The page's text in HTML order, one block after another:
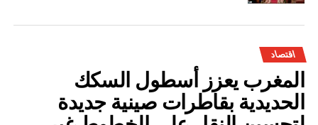
اقتصاد
المغرب يعزز أسطول السكك
الحديدية بقاطرات صينية جديدة